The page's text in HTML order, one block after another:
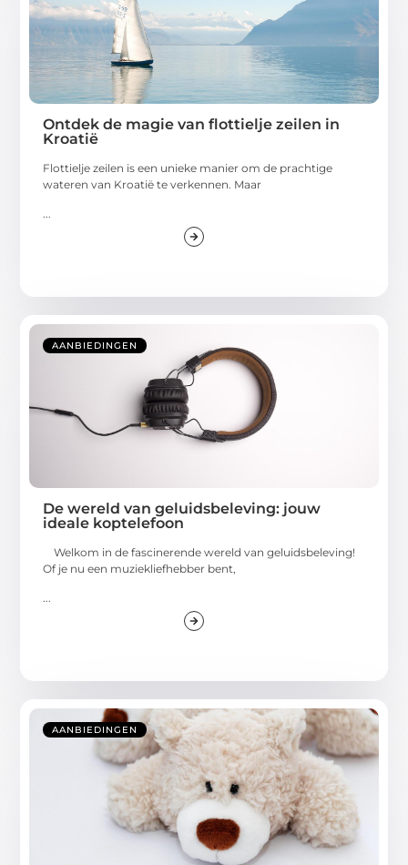
Ontdek de magie van flottielje zeilen in
Kroatië
Flottielje zeilen is een unieke manier om de prachtige
wateren van Kroatië te verkennen. Maar
AANBIEDINGEN
De wereld van geluidsbeleving: jouw
ideale koptelefoon
Welkom in de fascinerende wereld van geluidsbeleving!
Of je nu een muziekliefhebber bent,
...
AANBIEDINGEN